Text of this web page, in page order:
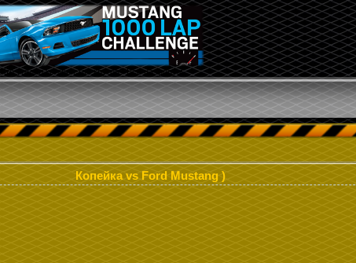
Кто угадал количество кругов? Все на форум...
Копейка vs Ford Mustang )